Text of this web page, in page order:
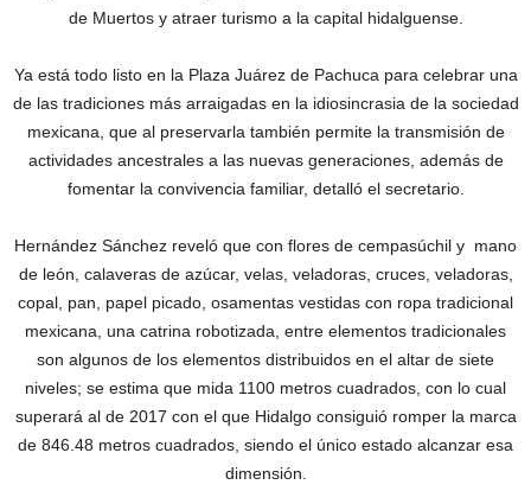
de Muertos y atraer turismo a la capital hidalguense.
Ya está todo listo en la Plaza Juárez de Pachuca para celebrar una
de las tradiciones más arraigadas en la idiosincrasia de la sociedad
mexicana, que al preservarla también permite la transmisión de
actividades ancestrales a las nuevas generaciones, además de
fomentar la convivencia familiar, detalló el secretario.
Hernández Sánchez reveló que con flores de cempasúchil y mano
de león, calaveras de azúcar, velas, veladoras, cruces, veladoras,
copal, pan, papel picado, osamentas vestidas con ropa tradicional
mexicana, una catrina robotizada, entre elementos tradicionales
son algunos de los elementos distribuidos en el altar de siete
niveles; se estima que mida 1100 metros cuadrados, con lo cual
superará al de 2017 con el que Hidalgo consiguió romper la marca
de 846.48 metros cuadrados, siendo el único estado alcanzar esa
dimensión.